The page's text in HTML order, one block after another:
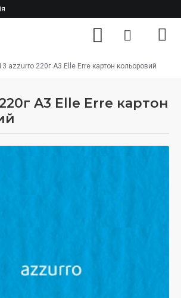
azzurro 220г A3 Elle Erre картон кольоровий
A3 Elle Erre картон